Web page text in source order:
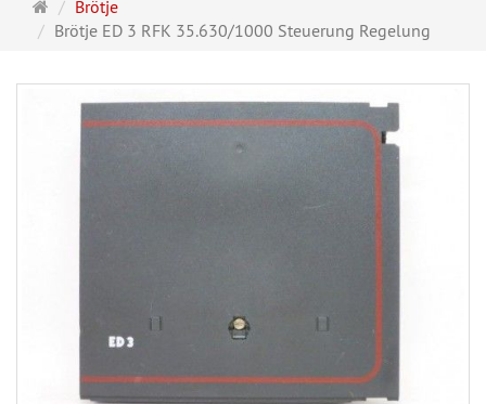
Startseite
Brötje
Brötje ED 3 RFK 35.630/1000 Steuerung Regelung